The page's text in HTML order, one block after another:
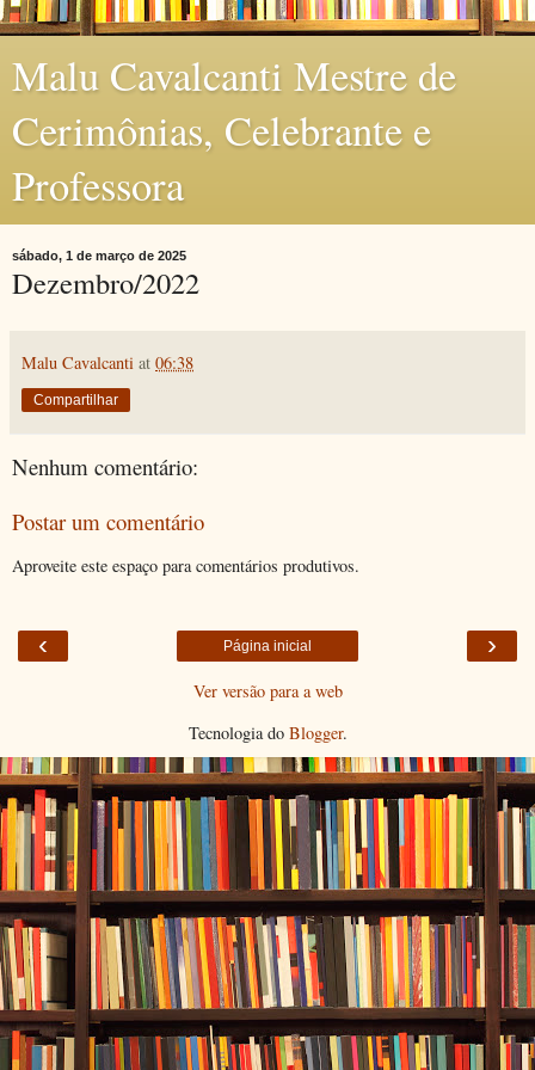
Malu Cavalcanti Mestre de
Cerimônias, Celebrante e
Professora
sábado, 1 de março de 2025
Dezembro/2022
Malu Cavalcanti at 06:38
Compartilhar
Nenhum comentário:
Postar um comentário
Aproveite este espaço para comentários produtivos.
‹ ›
Página inicial
Ver versão para a web
Tecnologia do Blogger.